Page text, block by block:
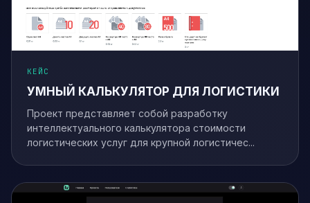
КЕЙС
УМНЫЙ КАЛЬКУЛЯТОР ДЛЯ ЛОГИСТИКИ
Проект представляет собой разработку
интеллектуального калькулятора стоимости
логистических услуг для крупной логистичес...